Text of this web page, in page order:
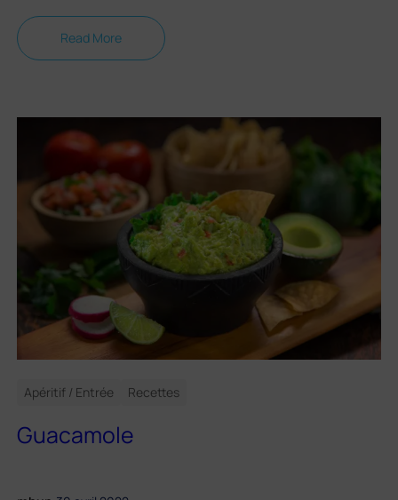
Read More
Apéritif / Entrée Recettes
Guacamole